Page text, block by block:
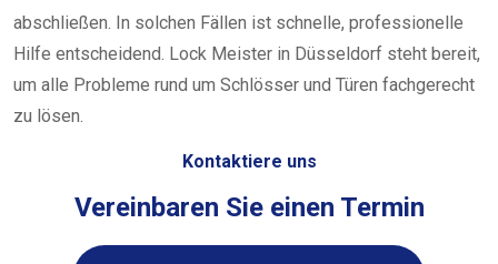
abschließen. In solchen Fällen ist schnelle, professionelle
Hilfe entscheidend. Lock Meister in Düsseldorf steht bereit,
um alle Probleme rund um Schlösser und Türen fachgerecht
zu lösen.
Kontaktiere uns
Vereinbaren Sie einen Termin